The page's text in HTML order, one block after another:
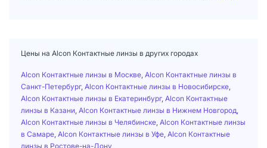
Цены на Alcon Контактные линзы в других городах
Alcon Контактные линзы в Москве Alcon Контактные линзы в
Санкт-Петербург, Alcon Контактные линзы в Новосибирске
Alcon Контактные линзы в Екатеринбург, Alcon Контактные
линзы в Казани Alcon Контактные линзы в Нижнем Новгород
Alcon Контактные линзы в Челябинске Alcon Контактные линзы
в Самаре Alcon Контактные линзы в Уфе Alcon Контактные
линзы в Ростове-на-Дону